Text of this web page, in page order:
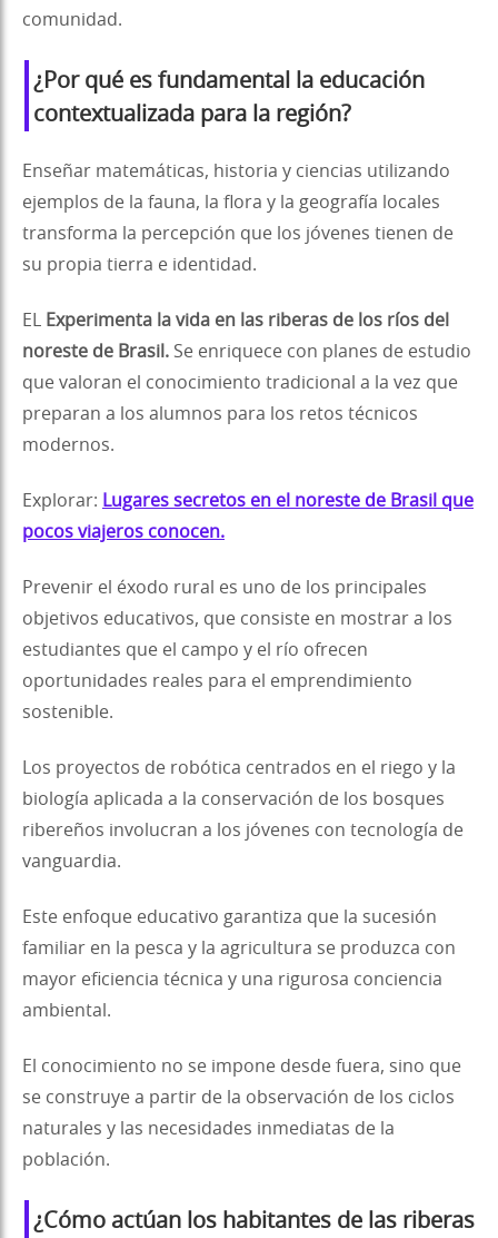
comunidad.
¿Por qué es fundamental la educación
contextualizada para la región?
Enseñar matemáticas, historia y ciencias utilizando
ejemplos de la fauna, la flora y la geografía locales
transforma la percepción que los jóvenes tienen de
su propia tierra e identidad.
EL
Experimenta la vida en las riberas de los ríos del
noreste de Brasil. Se enriquece con planes de estudio
que valoran el conocimiento tradicional a la vez que
preparan a los alumnos para los retos técnicos
modernos.
Explorar: Lugares secretos en el noreste de Brasil que
pocos viajeros conocen.
Prevenir el éxodo rural es uno de los principales
objetivos educativos, que consiste en mostrar a los
estudiantes que el campo y el río ofrecen
oportunidades reales para el emprendimiento
sostenible.
Los proyectos de robótica centrados en el riego y la
biología aplicada a la conservación de los bosques
ribereños involucran a los jóvenes con tecnología de
vanguardia.
Este enfoque educativo garantiza que la sucesión
familiar en la pesca y la agricultura se produzca con
mayor eficiencia técnica y una rigurosa conciencia
ambiental.
El conocimiento no se impone desde fuera, sino que
se construye a partir de la observación de los ciclos
naturales y las necesidades inmediatas de la
población.
¿Cómo actúan los habitantes de las riberas